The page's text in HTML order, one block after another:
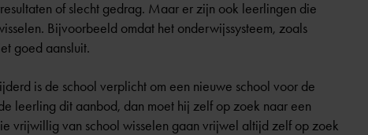
of slecht gedrag. Maar er zijn ook leerlingen die
Bijvoorbeeld omdat het onderwijssysteem, zoals
goed aansluit.
is de school verplicht om een nieuwe school voor de
leerling dit aanbod, dan moet hij zelf op zoek naar een
vrijwillig van school wisselen gaan vrijwel altijd zelf op zoek